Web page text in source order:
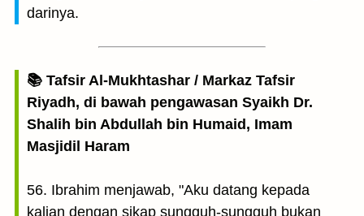
darinya.
📚 Tafsir Al-Mukhtashar / Markaz Tafsir
Riyadh, di bawah pengawasan Syaikh Dr.
Shalih bin Abdullah bin Humaid, Imam
Masjidil Haram
56. Ibrahim menjawab, "Aku datang kepada
kalian dengan sikap sungguh-sungguh bukan